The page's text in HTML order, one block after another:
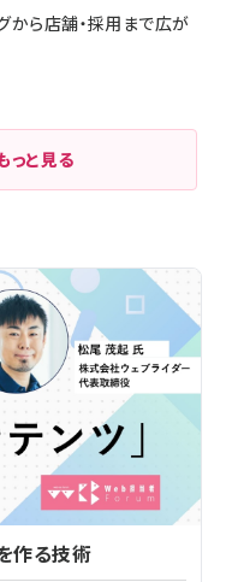
から店舗・採用まで広が
っと見る
作る技術